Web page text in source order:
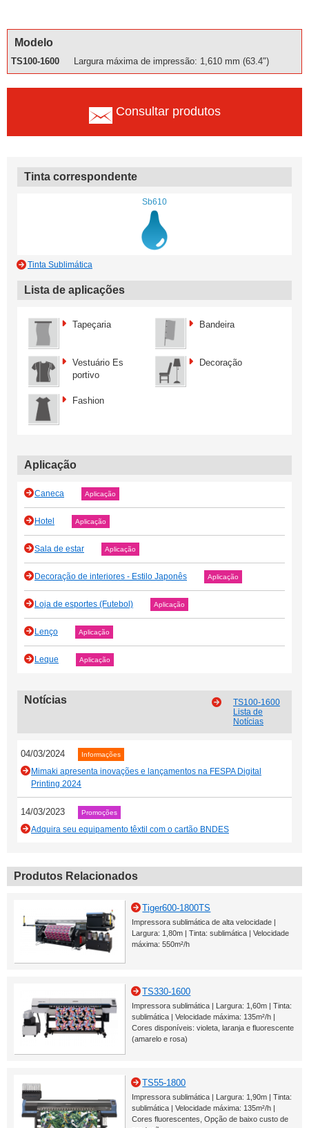
Modelo
TS100-1600 Largura máxima de impressão: 1,610 mm (63.4")
Consultar produtos
Tinta correspondente
Sb610
Tinta Sublimática
Lista de aplicações
Tapeçaria Bandeira
Vestuário Es
portivo
Decoração
Fashion
Aplicação
Caneca Aplicação
Hotel Aplicação
Sala de estar Aplicação
Decoração de interiores - Estilo Japonês Aplicação
Loja de esportes (Futebol) Aplicação
Lenço Aplicação
Leque Aplicação
Notícias
TS100-1600
Lista de
Notícias
04/03/2024 Informações
Mimaki apresenta inovações e lançamentos na FESPA Digital
Printing 2024
14/03/2023 Promoções
Adquira seu equipamento têxtil com o cartão BNDES
Produtos Relacionados
Tiger600-1800TS
Impressora sublimática de alta velocidade |
Largura: 1,80m | Tinta: sublimática | Velocidade
máxima: 550m²/h
TS330-1600
Impressora sublimática | Largura: 1,60m | Tinta:
sublimática | Velocidade máxima: 135m²/h |
Cores disponíveis: violeta, laranja e fluorescente
(amarelo e rosa)
TS55-1800
Impressora sublimática | Largura: 1,90m | Tinta:
sublimática | Velocidade máxima: 135m²/h |
Cores fluorescentes, Opção de baixo custo de